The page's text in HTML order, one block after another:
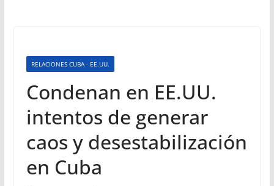
RELACIONES CUBA - EE.UU.
Condenan en EE.UU.
intentos de generar
caos y desestabilización
en Cuba